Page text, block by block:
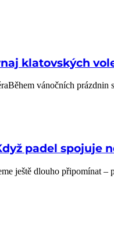
klatovských
vánočních
padel spojuje
ještě dlouho